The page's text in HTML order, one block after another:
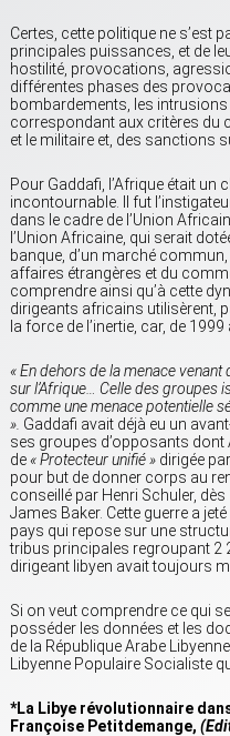
Certes, cette politique ne s’est
principales puissances, et de
hostilité, provocations,
différentes phases des
bombardements, les
correspondant aux critères du
et le militaire et, des sanctions
Pour Gaddafi, l’Afrique était un
incontournable. Il fut
dans le cadre de l’Union
l’Union Africaine, qui serait
banque, d’un marché
affaires étrangères et du
comprendre ainsi qu’à cette
dirigeants africains utilisèrent,
la force de l’inertie, car, de
« En dehors de la menace
sur l’Afrique… Celle des groupes
comme une menace potentielle
». Gaddafi avait déjà eu un
ses groupes d’opposants dont
de« Protecteur unifié » dirigée
pour but de donner corps au
conseillé par Henri Schuler,
James Baker. Cette guerre a
pays qui repose sur une
tribus principales regroupant 2
dirigeant libyen avait toujours
Si on veut comprendre ce qui
posséder les données et les
de la République Arabe
Libyenne Populaire Socialiste
*La Libye révolutionnaire
Françoise Petitdemange,